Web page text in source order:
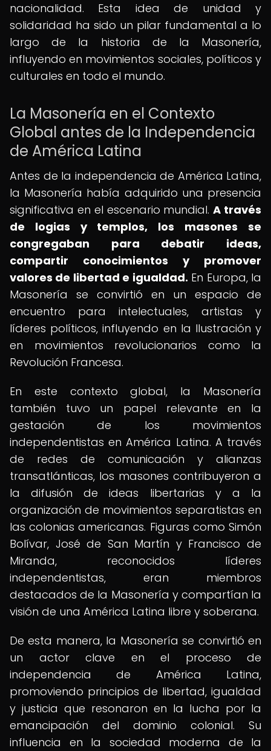
nacionalidad. Esta idea de unidad y
solidaridad ha sido un pilar fundamental a lo
largo de la historia de la Masonería,
influyendo en movimientos sociales, políticos y
culturales en todo el mundo.
La Masonería en el Contexto
Global antes de la Independencia
de América Latina
Antes de la independencia de América Latina,
la Masonería había adquirido una presencia
significativa en el escenario mundial.A través
de logias y templos, los masones se
congregaban para debatir ideas,
compartir conocimientos y promover
valores de libertad e igualdad. En Europa, la
Masonería se convirtió en un espacio de
encuentro para intelectuales, artistas y
líderes políticos, influyendo en la Ilustración y
en movimientos revolucionarios como la
Revolución Francesa.
En este contexto global, la Masonería
también tuvo un papel relevante en la
gestación de los movimientos
independentistas en América Latina. A través
de redes de comunicación y alianzas
transatlánticas, los masones contribuyeron a
la difusión de ideas libertarias y a la
organización de movimientos separatistas en
las colonias americanas. Figuras como Simón
Bolívar, José de San Martín y Francisco de
Miranda, reconocidos líderes
independentistas, eran miembros
destacados de la Masonería y compartían la
visión de una América Latina libre y soberana.
De esta manera, la Masonería se convirtió en
un actor clave en el proceso de
independencia de América Latina,
promoviendo principios de libertad, igualdad
y justicia que resonaron en la lucha por la
emancipación del dominio colonial. Su
influencia en la sociedad moderna de la